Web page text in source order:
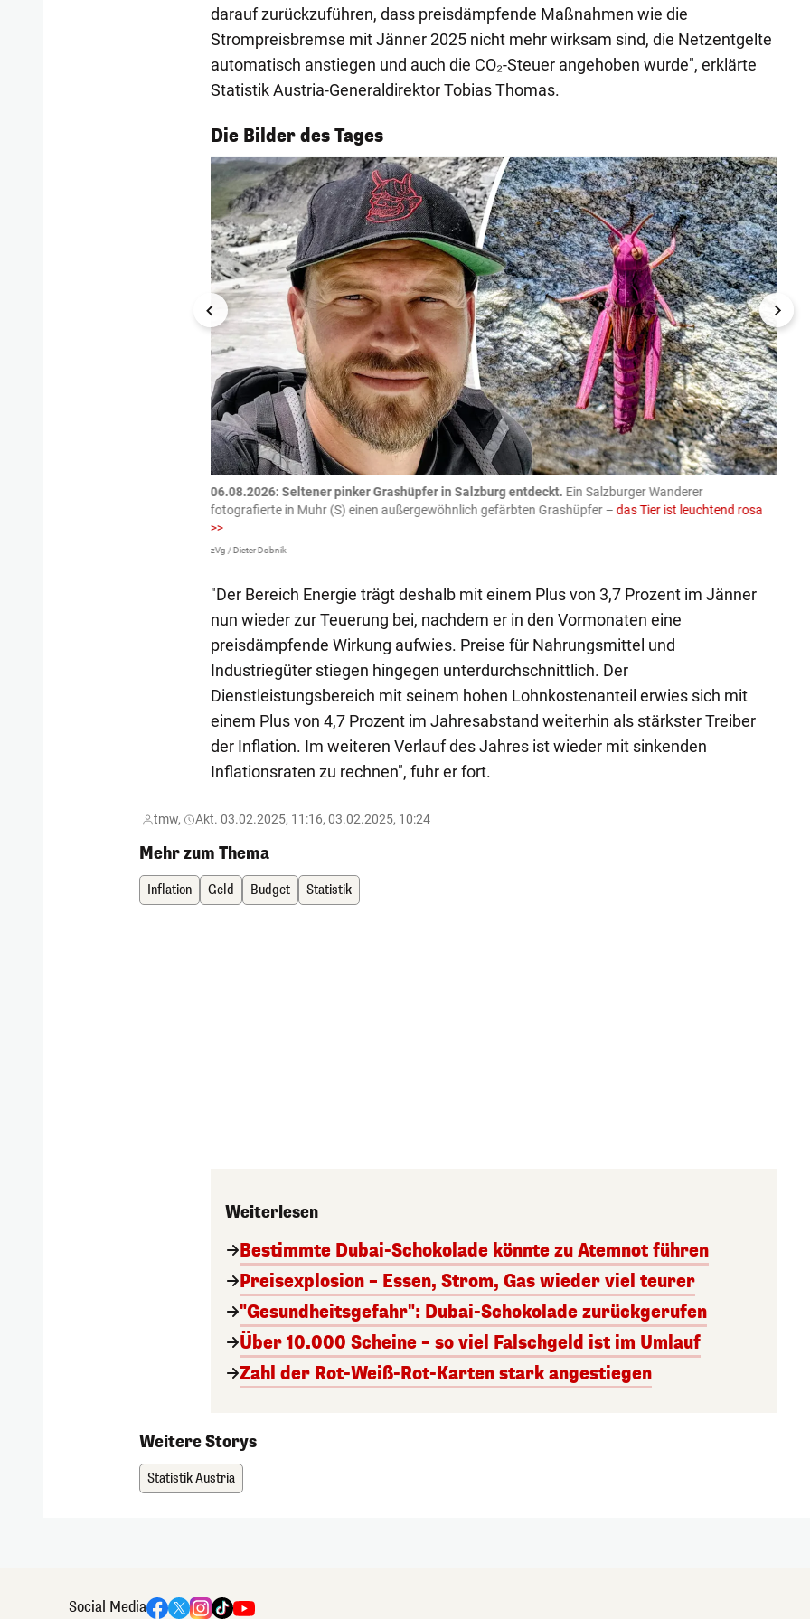
darauf zurückzuführen, dass preisdämpfende Maßnahmen wie die
Strompreisbremse mit Jänner 2025 nicht mehr wirksam sind, die Netzentgelte
automatisch anstiegen und auch die CO₂-Steuer angehoben wurde", erklärte
Statistik Austria-Generaldirektor Tobias Thomas.
Die Bilder des Tages
1/54
06.08.2026: Seltener pinker Grashüpfer in Salzburg entdeckt. Ein Salzburger Wanderer
fotografierte in Muhr (S) einen außergewöhnlich gefärbten Grashüpfer – das Tier ist leuchtend rosa
>>
zVg / Dieter Dobnik
"Der Bereich Energie trägt deshalb mit einem Plus von 3,7 Prozent im Jänner
nun wieder zur Teuerung bei, nachdem er in den Vormonaten eine
preisdämpfende Wirkung aufwies. Preise für Nahrungsmittel und
Industriegüter stiegen hingegen unterdurchschnittlich. Der
Dienstleistungsbereich mit seinem hohen Lohnkostenanteil erwies sich mit
einem Plus von 4,7 Prozent im Jahresabstand weiterhin als stärkster Treiber
der Inflation. Im weiteren Verlauf des Jahres ist wieder mit sinkenden
Inflationsraten zu rechnen", fuhr er fort.
tmw, Akt. 03.02.2025, 11:16, 03.02.2025, 10:24
Mehr zum Thema
Inflation Geld Budget Statistik
Weiterlesen
Bestimmte Dubai-Schokolade könnte zu Atemnot führen
Preisexplosion – Essen, Strom, Gas wieder viel teurer
"Gesundheitsgefahr": Dubai-Schokolade zurückgerufen
Über 10.000 Scheine – so viel Falschgeld ist im Umlauf
Zahl der Rot-Weiß-Rot-Karten stark angestiegen
Weitere Storys
Statistik Austria
Social Media